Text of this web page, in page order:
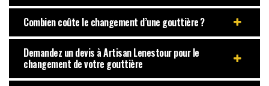
Combien coûte le changement d’une gouttière ?
Demandez un devis à Artisan Lenestour pour le
changement de votre gouttière